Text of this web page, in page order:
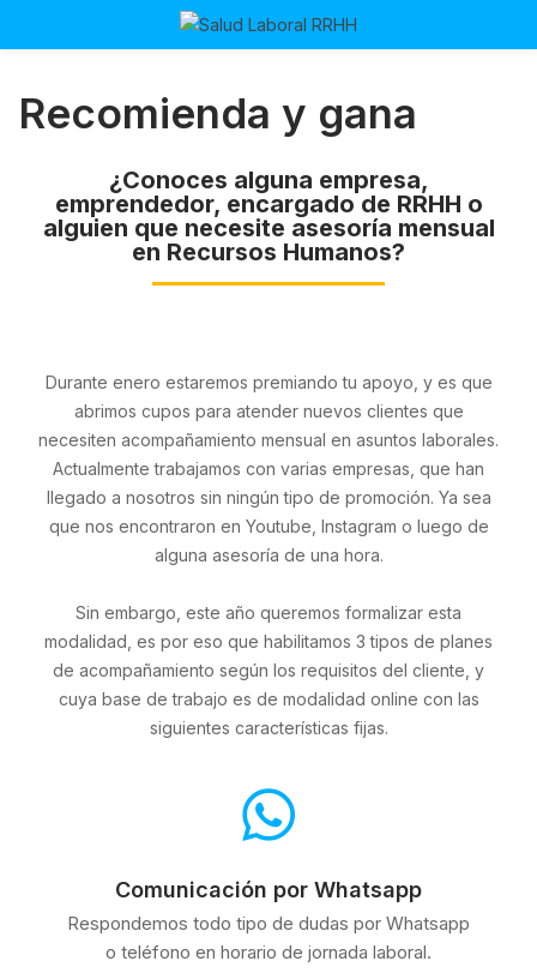
Recomienda y gana
¿Conoces alguna empresa,
emprendedor, encargado de RRHH o
alguien que necesite asesoría mensual
en Recursos Humanos?
Durante enero estaremos premiando tu apoyo, y es que
abrimos cupos para atender nuevos clientes que
necesiten acompañamiento mensual en asuntos laborales.
Actualmente trabajamos con varias empresas, que han
llegado a nosotros sin ningún tipo de promoción. Ya sea
que nos encontraron en Youtube, Instagram o luego de
alguna asesoría de una hora.
Sin embargo, este año queremos formalizar esta
modalidad, es por eso que habilitamos 3 tipos de planes
de acompañamiento según los requisitos del cliente, y
cuya base de trabajo es de modalidad online con las
siguientes características fijas.
Comunicación por Whatsapp
Respondemos todo tipo de dudas por Whatsapp
o teléfono en horario de jornada laboral.